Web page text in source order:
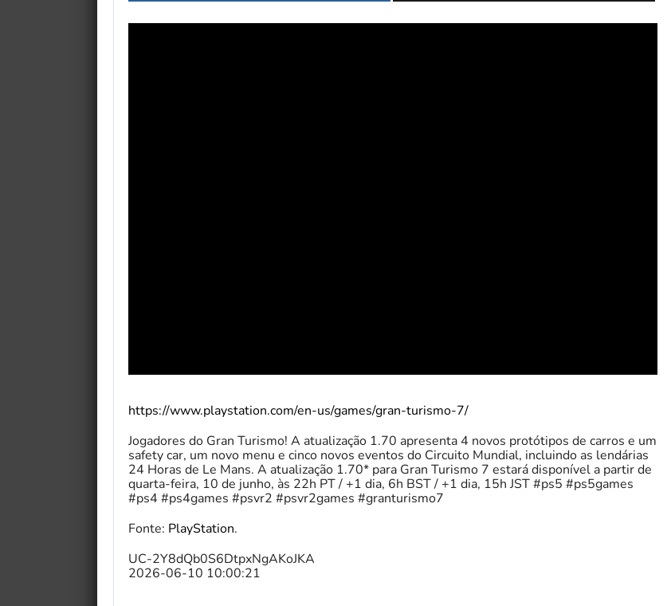
https://www.playstation.com/en-us/games/gran-turismo-7/
Jogadores do Gran Turismo! A atualização 1.70 apresenta 4 novos protótipos de carros e um
safety car, um novo menu e cinco novos eventos do Circuito Mundial, incluindo as lendárias
24 Horas de Le Mans. A atualização 1.70* para Gran Turismo 7 estará disponível a partir de
quarta-feira, 10 de junho, às 22h PT / +1 dia, 6h BST / +1 dia, 15h JST #ps5 #ps5games
#ps4 #ps4games #psvr2 #psvr2games #granturismo7
Fonte: PlayStation.
UC-2Y8dQb0S6DtpxNgAKoJKA
2026-06-10 10:00:21